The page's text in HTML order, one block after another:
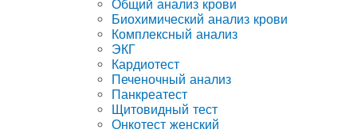
Общий анализ крови
Биохимический анализ крови
Комплексный анализ
ЭКГ
Кардиотест
Печеночный анализ
Панкреатест
Щитовидный тест
Онкотест женский